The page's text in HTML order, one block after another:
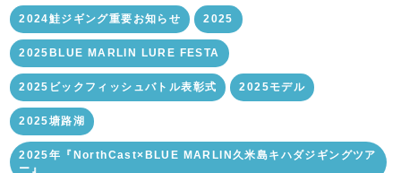
2024鮭ジギング重要お知らせ 2025
2025BLUE MARLIN LURE FESTA
2025ビックフィッシュバトル表彰式 2025モデル
2025塘路湖
2025年『NorthCast×BLUE MARLIN久米島キハダジギングツア
ー』